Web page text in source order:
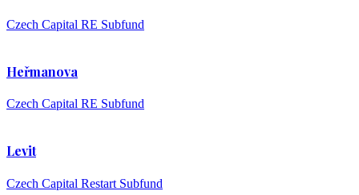
Czech Capital RE Subfund
Heřmanova
Czech Capital RE Subfund
Levit
Czech Capital Restart Subfund